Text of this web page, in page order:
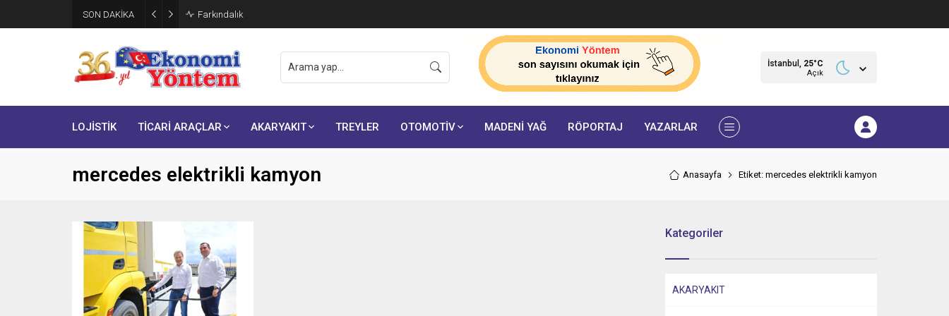
SON DAKİKA Farkındalık
İstanbul, 25°C
Açık
LOJİSTİK TİCARİ ARAÇLAR AKARYAKIT TREYLER OTOMOTİV MADENİ YAĞ RÖPORTAJ YAZARLAR
mercedes elektrikli kamyon Anasayfa Etiket: mercedes elektrikli kamyon
Kategoriler
AKARYAKIT